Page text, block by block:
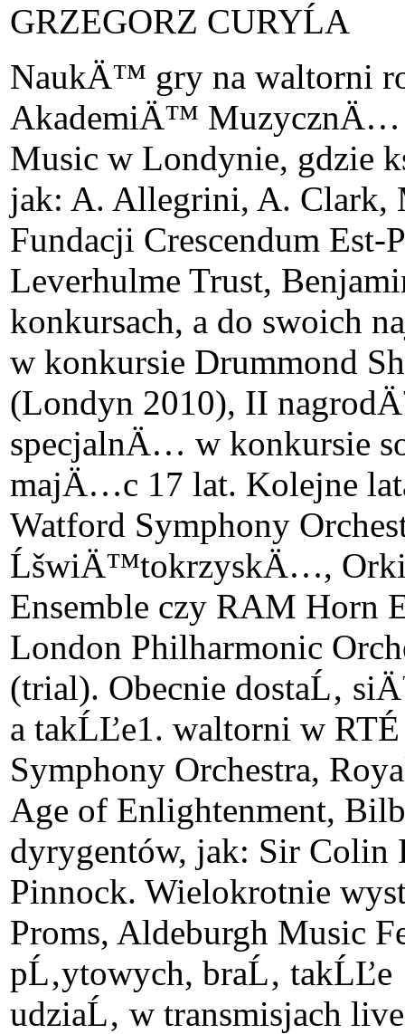
GRZEGORZ CURYĹA
NaukÄ™ gry na waltorni
AkademiÄ™ MuzycznÄ…
Music w Londynie, gdzie
jak: A. Allegrini, A. Clark,
Fundacji Crescendum
Leverhulme Trust,
konkursach, a do swoich
w konkursie Drummond
(Londyn 2010), II
specjalnÄ… w konkursie
majÄ…c 17 lat. Kolejne
Watford Symphony
ĹšwiÄ™tokrzyskÄ…,
Ensemble czy RAM Horn
London Philharmonic
(trial). Obecnie dostaĹ‚
a takĹĽe1. waltorni w
Symphony Orchestra,
Age of Enlightenment,
dyrygentów, jak: Sir Colin
Pinnock. Wielokrotnie
Proms, Aldeburgh Music
pĹ‚ytowych, braĹ‚ takĹĽe
udziaĹ‚ w transmisjach